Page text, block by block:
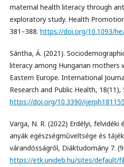
maternal health literacy through
exploratory study. Health
381–388. https://doi.org/10.1093/
Sántha, Á. (2021).
literacy among Hungarian mothers
Eastern Europe. International
Research and Public Health, 18(11),
https://doi.org/10.3390/
Varga, N. R. (2022) Erdélyi,
anyák egészségműveltsége és
várandósságról, Diáktudomány 7.
https://etk.unideb.hu/sites/default/